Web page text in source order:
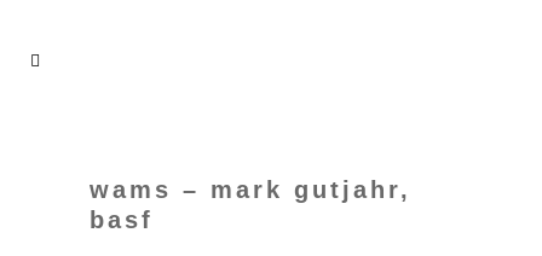
wams – mark gutjahr,
basf